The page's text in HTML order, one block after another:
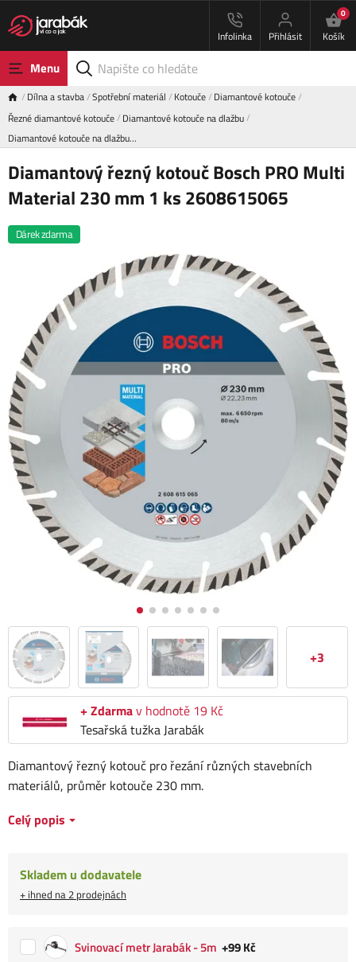
Infolinka Přihlásit
0
Košík
Menu
Dílna a stavba Spotřební materiál Kotouče Diamantové kotouče
Řezné diamantové kotouče Diamantové kotouče na dlažbu
Diamantové kotouče na dlažbu…
Diamantový řezný kotouč Bosch PRO Multi
Material 230 mm 1 ks 2608615065
Dárek zdarma
+3
+ Zdarmav hodnotě 19 Kč
Tesařská tužka Jarabák
Diamantový řezný kotouč pro řezání různých stavebních
materiálů, průměr kotouče 230 mm.
Celý popis
Skladem u dodavatele
+ ihned na 2 prodejnách
Svinovací metr Jarabák - 5m +99 Kč